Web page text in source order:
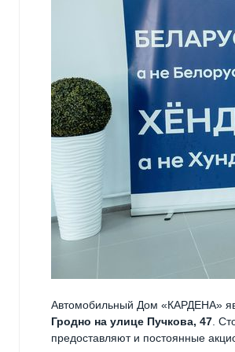
Автомобильный Дом «КАРДЕНА»
Гродно на улице Пучкова, 47 .
предоставляют и постоянные